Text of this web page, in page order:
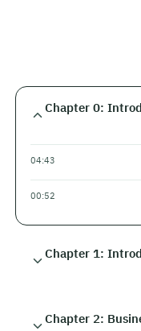
Chapter 0:
04:43
00:52
Chapter 1:
Chapter 2: